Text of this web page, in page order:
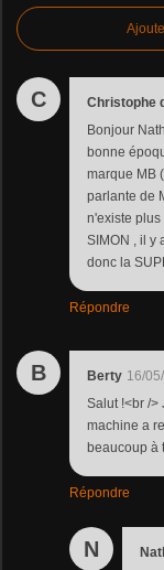
C Christophe
Bonjour
bonne
marque MB
parlante de
n'existe
SIMON , il y
donc la
Répondre
B Berty 16/
Salut !<br />
machine a
beaucoup à
Répondre
N